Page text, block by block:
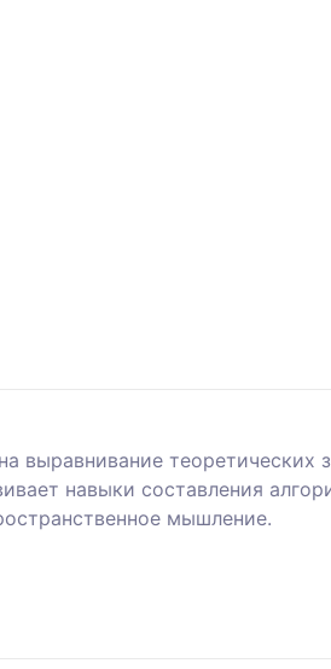
выравнивание теоретических
навыки составления
мышление.